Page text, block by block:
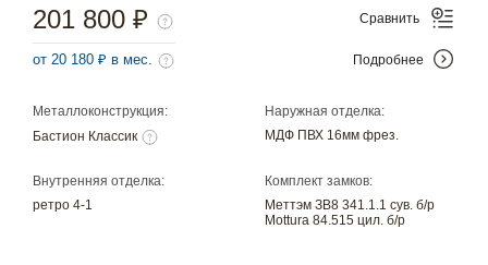
Металлоконструкция:
Бастион Классик
Наружная отделка:
МДФ ПВХ 16мм фрез.
Внутренняя отделка:
ретро 4-1
Комплект замков:
Меттэм ЗВ8 341.1.1 сув. б/р
Mottura 84.515 цил. б/р
201 800 ₽
от 20 180 ₽ в мес.
Сравнить
Подробнее